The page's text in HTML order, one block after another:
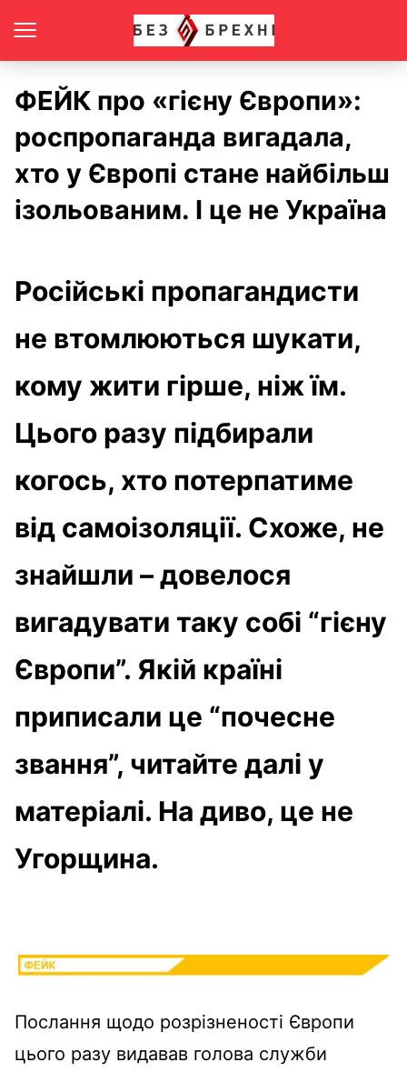
ФЕЙК про «гієну Європи»:
роспропаганда вигадала,
хто у Європі стане найбільш
ізольованим. І це не Україна
Російські пропагандисти
не втомлюються шукати,
кому жити гірше, ніж їм.
Цього разу підбирали
когось, хто потерпатиме
від самоізоляції. Схоже, не
знайшли – довелося
вигадувати таку собі “гієну
Європи”. Якій країні
приписали це “почесне
звання”, читайте далі у
матеріалі. На диво, це не
Угорщина.
Послання щодо розрізненості Європи
цього разу видавав голова служби